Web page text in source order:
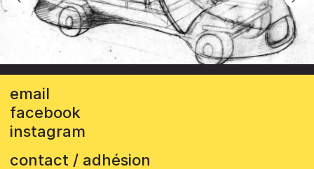
email
facebook
instagram
contact / adhésion